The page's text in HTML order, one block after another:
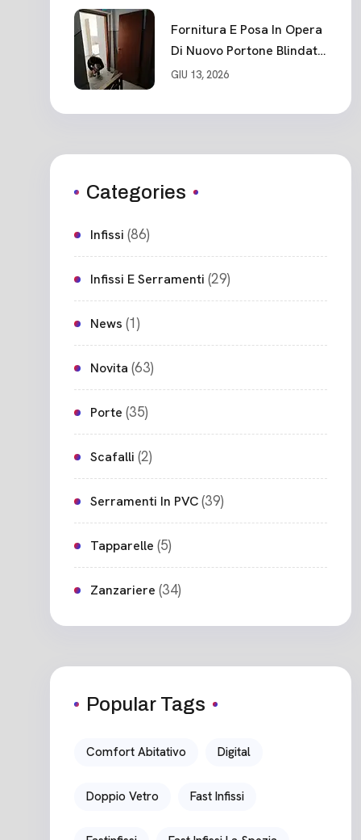
Fornitura E Posa In Opera
Di Nuovo Portone Blindato
Ceparana
GIU 13, 2026
Categories
Infissi (86)
Infissi E Serramenti (29)
News (1)
Novita (63)
Porte (35)
Scafalli (2)
Serramenti In PVC(39)
Tapparelle (5)
Zanzariere (34)
Popular Tags
Comfort Abitativo Digital
Doppio Vetro Fast Infissi